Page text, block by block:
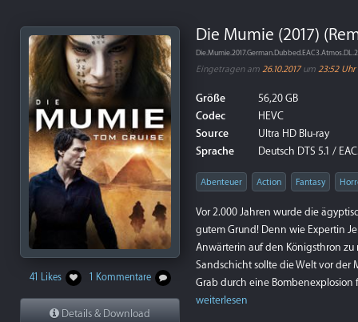
41 Likes 1 Kommentare
Details & Download
Die Mumie (2017)
Eingetragen am 26.10.2017um 23:52 Uhr
Größe
56,20 GB
Codec
HEVC
Source
Ultra HD Blu-ray
Sprache
Deutsch DTS 5.1 /
Abenteuer Action Fantasy
Vor 2.000 Jahren wurde die
gutem Grund! Denn wie Expertin
Anwärterin auf den Königsthron
Sandschicht sollte die Welt vor der
Grab durch eine
weiterlesen